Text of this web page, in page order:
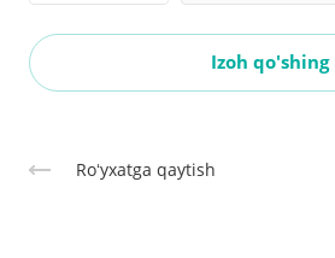
Izoh qo'shing
Roʻyxatga qaytish